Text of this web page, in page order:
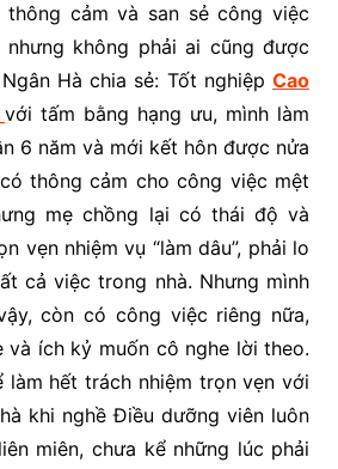
thông cảm và san sẻ công việc
nhưng không phải ai cũng được
Hà chia sẻ: Tốt nghiệpCao
với tấm bằng hạng ưu, mình làm
6 năm và mới kết hôn được nửa
thông cảm cho công việc mệt
mẹ chồng lại có thái độ và
vẹn nhiệm vụ “làm dâu”, phải lo
cả việc trong nhà. Nhưng mình
còn có công việc riêng nữa,
và ích kỷ muốn cô nghe lời theo.
làm hết trách nhiệm trọn vẹn với
khi nghề Điều dưỡng viên luôn
miên, chưa kể những lúc phải